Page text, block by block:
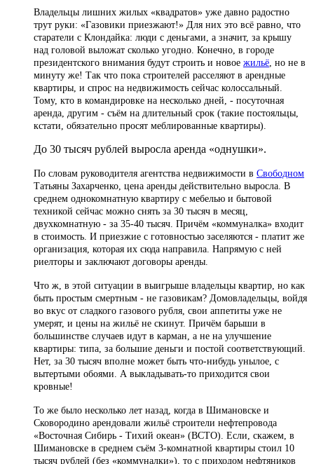
Владельцы лишних жилых «квадратов» уже давно радостно
трут руки: «Газовики приезжают!» Для них это всё равно, что
старатели с Клондайка: люди с деньгами, а значит, за крышу
над головой выложат сколько угодно. Конечно, в городе
президентского внимания будут строить и новое жильё , но не в
минуту же! Так что пока строителей расселяют в арендные
квартиры, и спрос на недвижимость сейчас колоссальный.
Тому, кто в командировке на несколько дней, - посуточная
аренда, другим - съём на длительный срок (такие постояльцы,
кстати, обязательно просят меблированные квартиры).
До 30 тысяч рублей выросла аренда «однушки».
По словам руководителя агентства недвижимости в Свободном
Татьяны Захарченко, цена аренды действительно выросла. В
среднем однокомнатную квартиру с мебелью и бытовой
техникой сейчас можно снять за 30 тысяч в месяц,
двухкомнатную - за 35-40 тысяч. Причём «коммуналка» входит
в стоимость. И приезжие с готовностью заселяются - платит же
организация, которая их сюда направила. Напрямую с ней
риелторы и заключают договоры аренды.
Что ж, в этой ситуации в выигрыше владельцы квартир, но как
быть простым смертным - не газовикам? Домовладельцы, войдя
во вкус от сладкого газового рубля, свои аппетиты уже не
умерят, и цены на жильё не скинут. Причём барыши в
большинстве случаев идут в карман, а не на улучшение
квартиры: типа, за большие деньги и постой соответствующий.
Нет, за 30 тысяч вполне может быть что-нибудь унылое, с
вытертыми обоями. А выкладывать-то приходится свои
кровные!
То же было несколько лет назад, когда в Шимановске и
Сковородино арендовали жильё строители нефтепровода
«Восточная Сибирь - Тихий океан» (ВСТО). Если, скажем, в
Шимановске в среднем съём 3-комнатной квартиры стоил 10
тысяч рублей (без «коммуналки»), то с приходом нефтяников